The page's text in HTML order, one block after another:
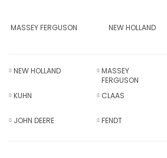
MASSEY FERGUSON NEW HOLLAND
NEW HOLLAND
MASSEY
FERGUSON
KUHN CLAAS
JOHN DEERE FENDT